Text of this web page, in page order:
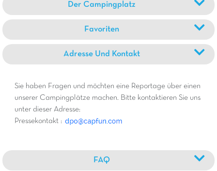
Der Campingplatz
Favoriten
Adresse Und Kontakt
Sie haben Fragen und möchten eine Reportage über einen
unserer Campingplätze machen. Bitte kontaktieren Sie uns
unter dieser Adresse:
Pressekontakt :
FAQ